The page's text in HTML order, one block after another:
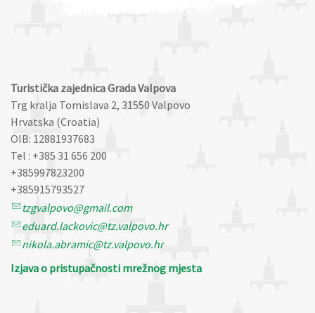
Turistička zajednica Grada Valpova
Trg kralja Tomislava 2, 31550 Valpovo
Hrvatska (Croatia)
OIB: 12881937683
Tel : +385 31 656 200
+385997823200
+385915793527
tzgvalpovo@gmail.com
eduard.lackovic@tz.valpovo.hr
nikola.abramic@tz.valpovo.hr
Izjava o pristupačnosti mrežnog mjesta